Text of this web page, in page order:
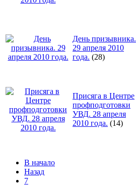
День призывника.
29 апреля 2010
года. (28)
Присяга в Центре
профподготовки
УВД. 28 апреля
2010 года. (14)
В начало
Назад
7